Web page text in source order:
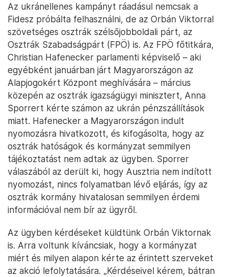
Az ukránellenes kampányt ráadásul nemcsak a
Fidesz próbálta felhasználni, de az Orbán Viktorral
szövetséges osztrák szélsőjobboldali párt, az
Osztrák Szabadságpárt (FPÖ) is. Az FPÖ főtitkára,
Christian Hafenecker parlamenti képviselő – aki
egyébként januárban járt Magyarországon az
Alapjogokért Központ meghívására – március
közepén az osztrák igazságügyi minisztert, Anna
Sporrert kérte számon az ukrán pénzszállítások
miatt. Hafenecker a Magyarországon indult
nyomozásra hivatkozott, és kifogásolta, hogy az
osztrák hatóságok és kormányzat semmilyen
tájékoztatást nem adtak az ügyben. Sporrer
válaszából az derült ki, hogy Ausztria nem indított
nyomozást, nincs folyamatban lévő eljárás, így az
osztrák kormány hivatalosan semmilyen érdemi
információval nem bír az ügyről.
Az ügyben kérdéseket küldtünk Orbán Viktornak
is. Arra voltunk kíváncsiak, hogy a kormányzat
miért és milyen alapon kérte az érintett szerveket
az akció lefolytatására. „Kérdéseivel kérem, bátran